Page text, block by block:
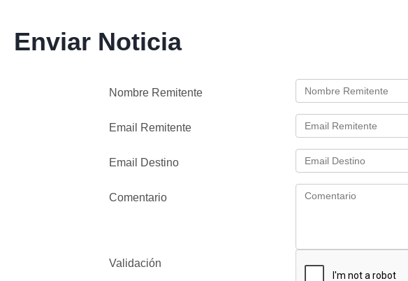
Enviar Noticia
Nombre Remitente
Email Remitente
Email Destino
Comentario
Validación